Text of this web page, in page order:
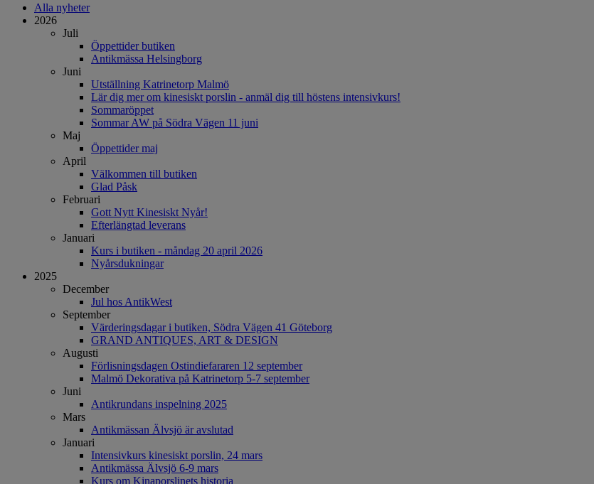
Alla nyheter
2026
Juli
Öppettider butiken
Antikmässa Helsingborg
Juni
Utställning Katrinetorp Malmö
Lär dig mer om kinesiskt porslin - anmäl dig till höstens intensivkurs!
Sommaröppet
Sommar AW på Södra Vägen 11 juni
Maj
Öppettider maj
April
Välkommen till butiken
Glad Påsk
Februari
Gott Nytt Kinesiskt Nyår!
Efterlängtad leverans
Januari
Kurs i butiken - måndag 20 april 2026
Nyårsdukningar
2025
December
Jul hos AntikWest
September
Värderingsdagar i butiken, Södra Vägen 41 Göteborg
GRAND ANTIQUES, ART & DESIGN
Augusti
Förlisningsdagen Ostindiefararen 12 september
Malmö Dekorativa på Katrinetorp 5-7 september
Juni
Antikrundans inspelning 2025
Mars
Antikmässan Älvsjö är avslutad
Januari
Intensivkurs kinesiskt porslin, 24 mars
Antikmässa Älvsjö 6-9 mars
Kurs om Kinaporslinets historia